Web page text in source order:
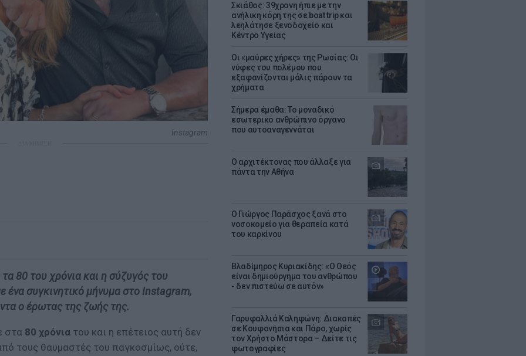
Σκιάθος: 39χρονη ήπιε με την
ανήλικη κόρη της σε boat trip και
λεηλάτησε ξενοδοχείο και
Κέντρο Υγείας
Οι «μαύρες χήρες» της Ρωσίας: Οι
νύφες του πολέμου που
εξαφανίζονται μόλις πάρουν τα
χρήματα
Σήμερα έμαθα: Το μοναδικό
εσωτερικό ανθρώπινο όργανο
που αυτοαναγεννάται
Ο αρχιτέκτονας που άλλαξε για
πάντα την Αθήνα
O Γιώργος Παράσχος ξανά στο
νοσοκομείο για θεραπεία κατά
του καρκίνου
Βλαδίμηρος Κυριακίδης: «Ο Θεός
είναι δημιούργημα του ανθρώπου
- δεν πιστεύω σε αυτόν»
Γαρυφαλλιά Καληφώνη: Διακοπές
σε Κουφονήσια και Πάρο, χωρίς
τον Χρήστο Μάστορα – Δείτε τις
φωτογραφίες
Instagram
80 του χρόνια και η σύζυγός του
ένα συγκινητικό μήνυμα στο Instagram,
ο έρωτας της ζωής της.
στα 80 χρόνια του και η επέτειος αυτή δεν
τους θαυμαστές του παγκοσμίως, ούτε,